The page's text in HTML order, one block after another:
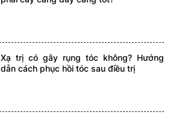
Xạ trị có gây rụng tóc không? Hướng
dẫn cách phục hồi tóc sau điều trị